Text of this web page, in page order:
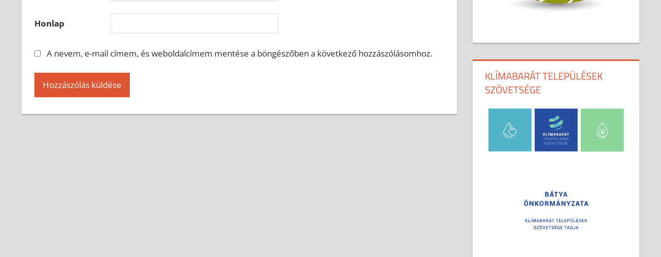
Honlap
A nevem, e-mail címem, és weboldalcímem mentése a böngészőben a következő hozzászólásomhoz.
KLÍMABARÁT TELEPÜLÉSEK
SZÖVETSÉGE